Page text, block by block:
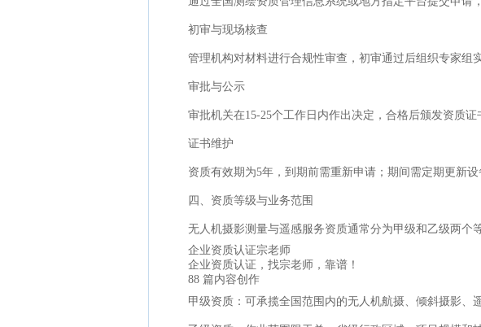
初审与现场核查
管理机构对材料进行合规性审查，初审通过后组织专家组
审批与公示
审批机关在15-25个工作日内作出决定，合格后颁发资质证
证书维护
资质有效期为5年，到期前需重新申请；期间需定期更新
四、资质等级与业务范围
无人机摄影测量与遥感服务资质通常分为甲级和乙级两个
企业资质认证宗老师
企业资质认证，找宗老师，靠谱！
88 篇内容创作
甲级资质：可承揽全国范围内的无人机航摄、倾斜摄影、